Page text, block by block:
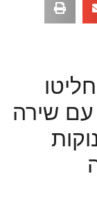
עם שירה